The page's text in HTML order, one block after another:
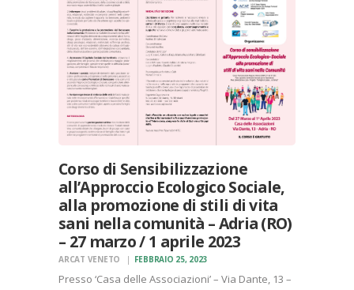
Corso di Sensibilizzazione
all’Approccio Ecologico Sociale,
alla promozione di stili di vita
sani nella comunità – Adria (RO)
– 27 marzo / 1 aprile 2023
ARCAT VENETO FEBBRAIO 25, 2023
Presso ‘Casa delle Associazioni’ – Via Dante, 13 –